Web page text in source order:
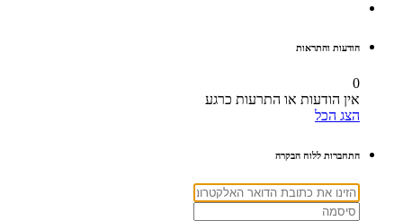
הודעות והתראות
0
אין הודעות או התרעות כרגע
הצג הכל
התחברות ללוח הבקרה